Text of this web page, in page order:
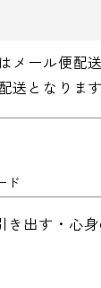
メール便配
送となります
ド
き出す・心